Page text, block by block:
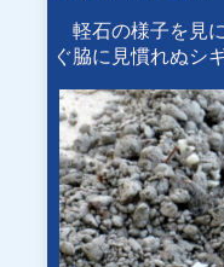
軽石の様子を見
ぐ脇に見慣れぬシ